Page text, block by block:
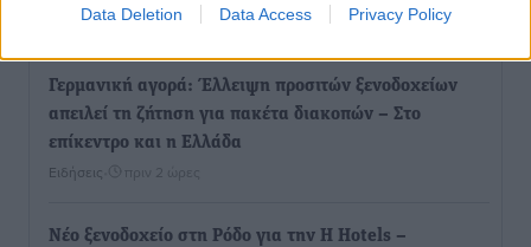
Data Deletion Data Access Privacy Policy
Τοπικές Ειδήσεις• πριν 2 ώρες
Γερμανική αγορά: Έλλειψη προσιτών ξενοδοχείων
απειλεί τη ζήτηση για πακέτα διακοπών – Στο
επίκεντρο και η Ελλάδα
Ειδήσεις πριν 2 ώρες
Νέο ξενοδοχείο στη Ρόδο για την H Hotels –